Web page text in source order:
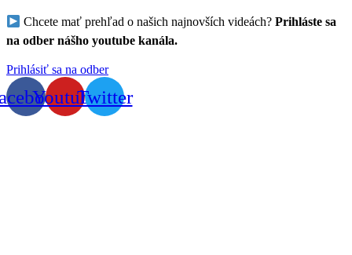
Chcete mať prehľad o našich najnovších videách? Prihláste sa
na odber nášho youtube kanála.
Prihlásiť sa na odber
YoutubeTwitter